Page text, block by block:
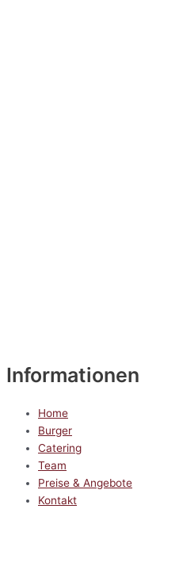
Informationen
Home
Burger
Catering
Team
Preise & Angebote
Kontakt